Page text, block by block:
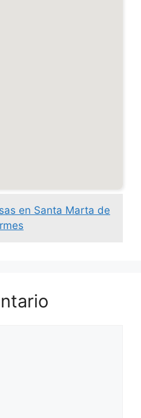
en Santa Marta de